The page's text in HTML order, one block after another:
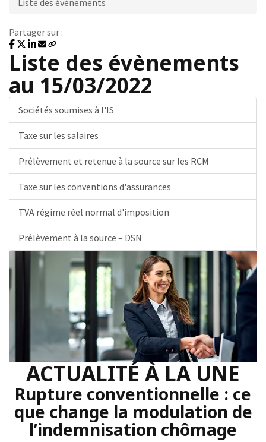
Liste des évènements
Partager sur :
Liste des évènements
au 15/03/2022
Sociétés soumises à l'IS
Taxe sur les salaires
Prélèvement et retenue à la source sur les RCM
Taxe sur les conventions d'assurances
TVA régime réel normal d'imposition
Prélèvement à la source – DSN
ACTUALITÉ À LA UNE
Rupture conventionnelle : ce
que change la modulation de
l’indemnisation chômage